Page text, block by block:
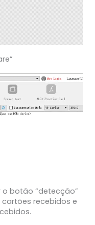
o botão “detecção”
recebidos e